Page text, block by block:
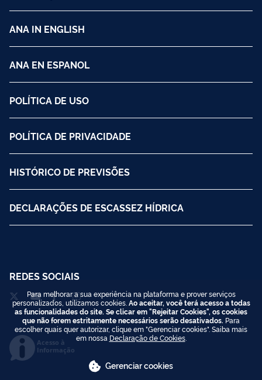
ANA IN ENGLISH
ANA EN ESPANOL
POLÍTICA DE USO
POLÍTICA DE PRIVACIDADE
HISTÓRICO DE PREVISÕES
DECLARAÇÕES DE ESCASSEZ HÍDRICA
REDES SOCIAIS
Acesso à
Informação
Para melhorar a sua experiência na plataforma e prover serviços
personalizados, utilizamos cookies. Ao aceitar, você terá acesso a todas
as funcionalidades do site. Se clicar em "Rejeitar Cookies", os cookies
que não forem estritamente necessários serão desativados. Para
escolher quais quer autorizar, clique em "Gerenciar cookies". Saiba mais
em nossa Declaração de Cookies.
Gerenciar cookies